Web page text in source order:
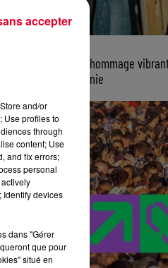
Parcels rend un hommage
scène en Californie
and/or
Use profiles to
through
content; Use
and fix errors;
personal
Identify devices
dans "Gérer
que pour
situé en
accepter